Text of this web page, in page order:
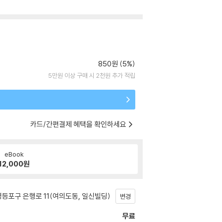
850원 (5%)
5만원 이상 구매 시 2천원 추가 적립
카드/간편결제 혜택을 확인하세요
eBook
원
포구 은행로 11(여의도동, 일신빌딩) 변경
무료